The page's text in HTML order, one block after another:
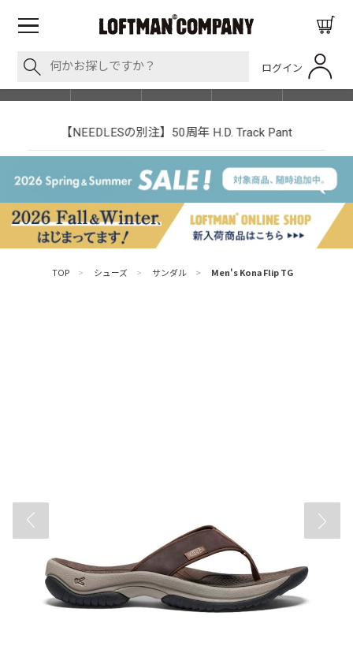
ログイン
SHOP LIST
【NEEDLESの別注】50周年 H.D. Track Pant
TOP > シューズ > サンダル > Men's Kona Flip TG